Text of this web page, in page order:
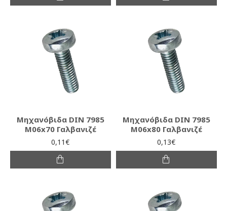
Μηχανόβιδα DIN 7985
M06x70 Γαλβανιζέ
0,11€
Μηχανόβιδα DIN 7985
M06x80 Γαλβανιζέ
0,13€